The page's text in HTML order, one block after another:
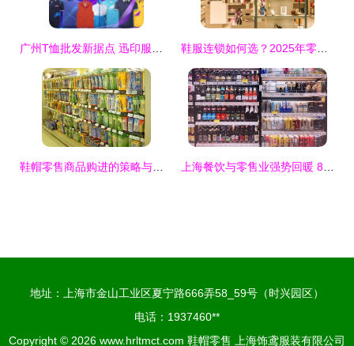
地址：上海市金山工业区夏宁路666弄58_59号（时兴园区）
电话：1937460**
Copyright © 2026 www.hrltmct.com 鞋帽零售 上海饰鸢服装有限公司